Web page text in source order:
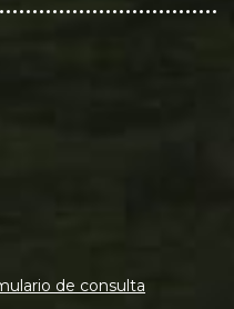
de consulta